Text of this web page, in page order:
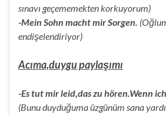
sınavı geçememekten korkuyorum)
-Mein Sohn macht mir Sorgen.
endişelendiriyor)
Acıma,duygu paylaşımı
-Es tut mir leid,das zu hören.Wenn
(Bunu duyduğuma üzgünüm sana